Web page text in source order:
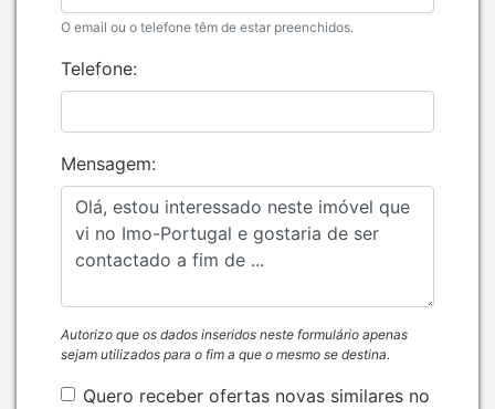
O email ou o telefone têm de estar preenchidos.
Telefone:
Mensagem:
Autorizo que os dados inseridos neste formulário apenas
sejam utilizados para o fim a que o mesmo se destina.
Quero receber ofertas novas similares no